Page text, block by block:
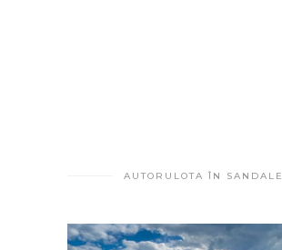
AUTORULOTA ÎN SANDALE